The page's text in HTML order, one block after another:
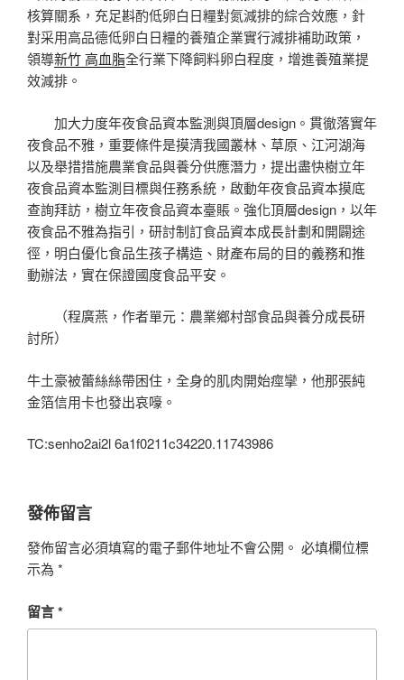
核算關系，充足斟酌低卵白日糧對氮減排的綜合效應，針
對采用高品德低卵白日糧的養殖企業實行減排補助政策，
領導新竹 高血脂全行業下降飼料卵白程度，增進養殖業提
效減排。
加大力度年夜食品資本監測與頂層design。貫徹落實年
夜食品不雅，重要條件是摸清我國叢林、草原、江河湖海
以及舉措措施農業食品與養分供應潛力，提出盡快樹立年
夜食品資本監測目標與任務系統，啟動年夜食品資本摸底
查詢拜訪，樹立年夜食品資本臺賬。強化頂層design，以年
夜食品不雅為指引，研討制訂食品資本成長計劃和開闢途
徑，明白優化食品生孩子構造、財產布局的目的義務和推
動辦法，實在保證國度食品平安。
（程廣燕， 作者單元：農業鄉村部食品與養分成長研
討所）
牛土豪被蕾絲絲帶困住，全身的肌肉開始痙攣，他那張純
金箔信用卡也發出哀嚎。
TC:senho2ai2l 6a1f0211c34220.11743986
發佈留言
發佈留言必須填寫的電子郵件地址不會公開。 必填欄位標
示為 *
留言*